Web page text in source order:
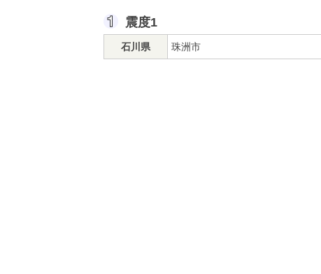
震度1
石川県 珠洲市